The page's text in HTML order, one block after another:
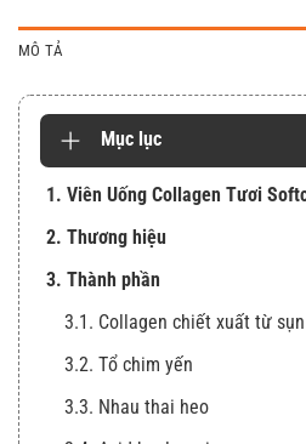
MÔ TẢ
Mục lục
1. Viên Uống Collagen Tươi
2. Thương hiệu
3. Thành phần
3.1. Collagen chiết xuất từ
3.2. Tổ chim yến
3.3. Nhau thai heo